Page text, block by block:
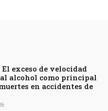
El exceso de velocidad
alcohol como principal
en accidentes de